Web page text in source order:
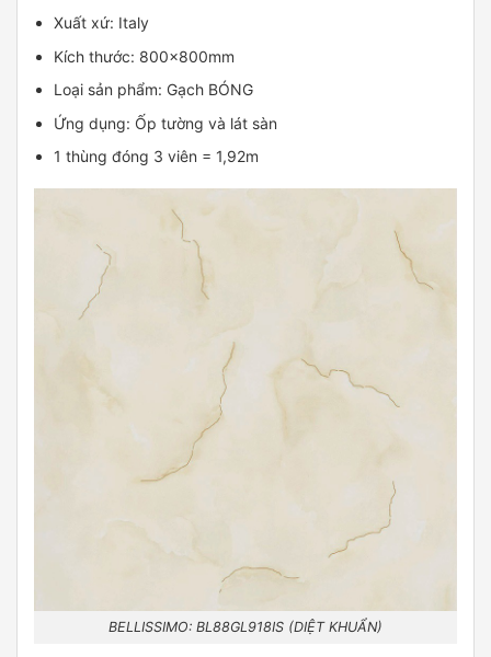
Xuất xứ: Italy
Kích thước: 800x800mm
Loại sản phẩm: Gạch BÓNG
Ứng dụng: Ốp tường và lát sàn
1 thùng đóng 3 viên = 1,92m
BELLISSIMO: BL88GL918IS (DIỆT KHUẨN)